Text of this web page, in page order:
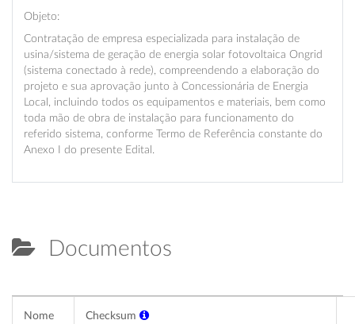
Objeto:
Contratação de empresa especializada para instalação de
usina/sistema de geração de energia solar fotovoltaica Ongrid
(sistema conectado à rede), compreendendo a elaboração do
projeto e sua aprovação junto à Concessionária de Energia
Local, incluindo todos os equipamentos e materiais, bem como
toda mão de obra de instalação para funcionamento do
referido sistema, conforme Termo de Referência constante do
Anexo I do presente Edital.
Documentos
Nome Checksum